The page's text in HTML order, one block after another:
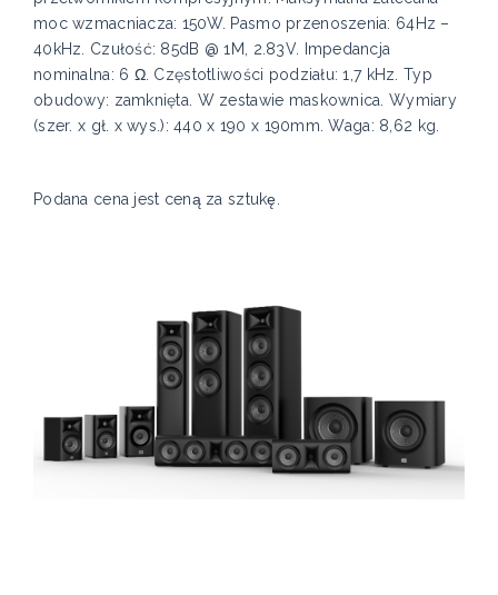
moc wzmacniacza: 150W. Pasmo przenoszenia: 64Hz –
40kHz. Czułość: 85dB @ 1M, 2.83V. Impedancja
nominalna: 6 Ω. Częstotliwości podziału: 1,7 kHz. Typ
obudowy: zamknięta. W zestawie maskownica. Wymiary
(szer. x gł. x wys.): 440 x 190 x 190mm. Waga: 8,62 kg.
Podana cena jest ceną za sztukę.